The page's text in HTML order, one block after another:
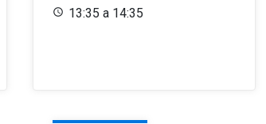
13:35 a 14:35